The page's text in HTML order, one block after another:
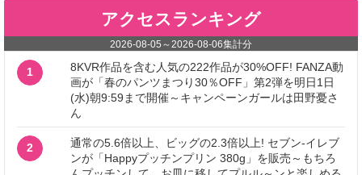
アクセスランキング
2026-08-05 ～2026-08-06集計分
1
8KVR作品を含む人気の222作品が30%OFF! FANZA動
画が「春のパンツまつり30％OFF」第2弾を明日1日
(水)朝9:59まで開催～キャンペーンガールは田野憂さ
ん
2
通常の5.6倍以上、ビッグの2.3倍以上! セブン‐イレブ
ンが「Happyプッチンプリン 380g」を販売～もちろ